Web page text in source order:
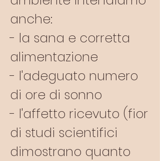
anche:
- la sana e corretta
alimentazione
- l'adeguato numero
di ore di sonno
- l'affetto ricevuto (fior
di studi scientifici
dimostrano quanto